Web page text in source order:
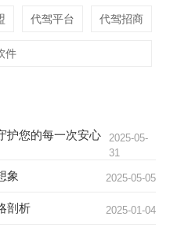
代驾平台 代驾招商
件
护您的每一次安心
2025-05-
31
象 2025-05-05
剖析 2025-01-04